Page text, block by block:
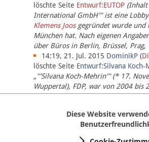
löschte Seite Entwurf:EUTOP (Inhalt
International GmbH''' ist eine
Klemens Joosgegründet wurde und
München hat. Nach eigenen
über Büros in Berlin, Brüssel, Prag,
14:19, 21. Jul. 2015 DominikP (
löschte Seite Entwurf:Silvana Koch-
„'''Silvana Koch-Mehrin''' (* 17.
Wuppertal), FDP, war von 2004 bis
Europäischen Parlaments, seit
Diese Website